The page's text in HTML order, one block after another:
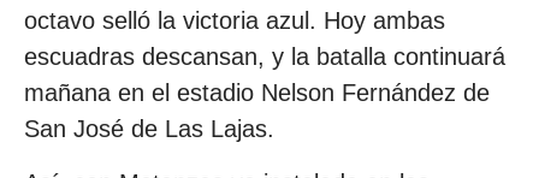
octavo selló la victoria azul. Hoy ambas
escuadras descansan, y la batalla continuará
mañana en el estadio Nelson Fernández de
San José de Las Lajas.